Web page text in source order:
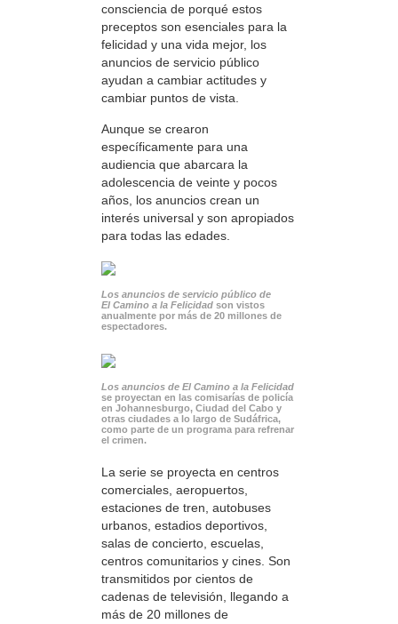
consciencia de porqué estos
preceptos son esenciales para la
felicidad y una vida mejor, los
anuncios de servicio público
ayudan a cambiar actitudes y
cambiar puntos de vista.
Aunque se crearon
específicamente para una
audiencia que abarcara la
adolescencia de veinte y pocos
años, los anuncios crean un
interés universal y son apropiados
para todas las edades.
Los anuncios de servicio público de
El Camino a la Felicidad son vistos
anualmente por más de 20 millones de
espectadores.
Los anuncios de El Camino a la Felicidad
se proyectan en las comisarías de policía
en Johannesburgo, Ciudad del Cabo y
otras ciudades a lo largo de Sudáfrica,
como parte de un programa para refrenar
el crimen.
La serie se proyecta en centros
comerciales, aeropuertos,
estaciones de tren, autobuses
urbanos, estadios deportivos,
salas de concierto, escuelas,
centros comunitarios y cines. Son
transmitidos por cientos de
cadenas de televisión, llegando a
más de 20 millones de